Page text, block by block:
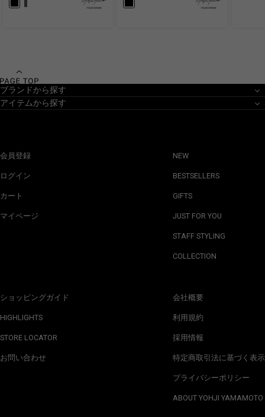
ブランドから探す
アイテムから探す
会員登録
ログイン
カート
マイページ
ショッピングガイド
HIGHLIGHTS
STORE LOCATOR
お問い合わせ
NEW
BESTSELLERS
GIFTS
JUST FOR YOU
STAFF STYLING
COLLECTION
会社概要
利用規約
採用情報
特定商取引法に基づく表示
プライバシーポリシー
ABOUT YOHJI YAMAMOTO